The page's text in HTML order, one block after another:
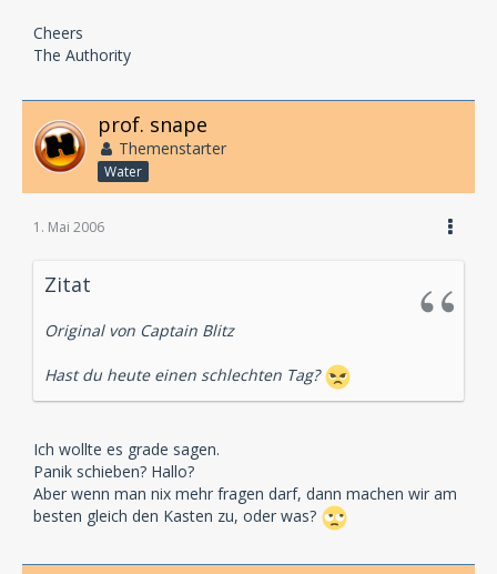
Cheers
The Authority
prof. snape
Themenstarter
Water
1. Mai 2006
Zitat
Original von Captain Blitz
Hast du heute einen schlechten Tag?
Ich wollte es grade sagen.
Panik schieben? Hallo?
Aber wenn man nix mehr fragen darf, dann machen wir am
besten gleich den Kasten zu, oder was?